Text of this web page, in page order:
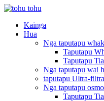
Kainga
Hua
Nga taputapu
Taputapu
Taputapu
Nga taputapu wai
taputapu Ultra-
Nga taputapu
Taputapu